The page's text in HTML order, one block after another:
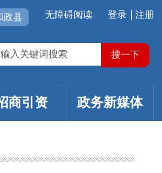
登录 注册
无障碍阅读
政县
商引资 政务新媒体